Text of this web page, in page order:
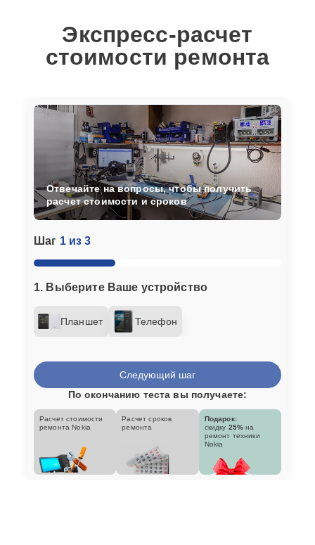
Экспресс-расчет
стоимости ремонта
Шаг 1 из 3
1. Выберите Ваше устройство
Планшет Телефон
Отвечайте на вопросы, чтобы получить
расчет стоимости и сроков
Следующий шаг
По окончанию теста вы получаете:
Расчет стоимости
ремонта Nokia
Расчет сроков
ремонта
Подарок:
скидку 25% на
ремонт техники
Nokia